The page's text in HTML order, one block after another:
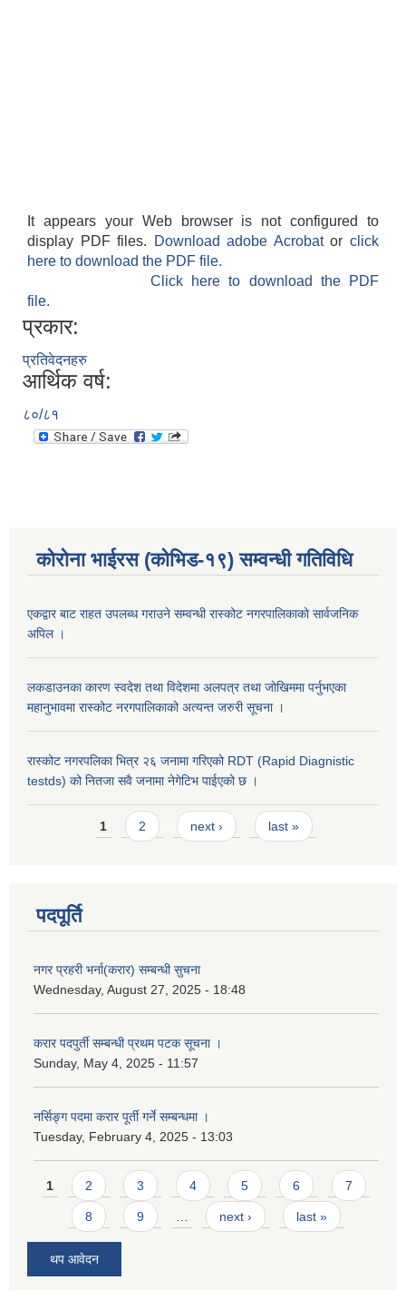
It appears your Web browser is not configured to
display PDF files.
Download adobe Acrobatorclick
here to download the PDF file.
Click here to download the PDF
file.
प्रकार:
प्रतिवेदनहरु
आर्थिक वर्ष:
८०/८१
कोरोना भाईरस (कोभिड-१९) सम्वन्धी गतिविधि
एकद्वार बाट राहत उपलब्ध गराउने सम्वन्धी रास्कोट नगरपालिकाको सार्वजनिक
अपिल ।
लकडाउनका कारण स्वदेश तथा विदेशमा अलपत्र तथा जोखिममा पर्नुभएका
महानुभावमा रास्कोट नरगपालिकाको अत्यन्त जरुरी सूचना ।
रास्कोट नगरपलिका भित्र २६ जनामा गरिएको RDT (Rapid Diagnistic
testds) को नितजा सवै जनामा नेगेटिभ पाईएको छ ।
Pages1 2 next › last »
पदपूर्ति
नगर प्रहरी भर्ना(करार) सम्बन्धी सुचना
Wednesday, August 27, 2025 - 18:48
करार पदपुर्ती सम्बन्धी प्रथम पटक सूचना ।
Sunday, May 4, 2025 - 11:57
नर्सिङ्ग पदमा करार पूर्ती गर्ने सम्बन्धमा ।
Tuesday, February 4, 2025 - 13:03
Pages
1 2 3 4 5 6 7
8 9 … next › last »
थप आवेदन